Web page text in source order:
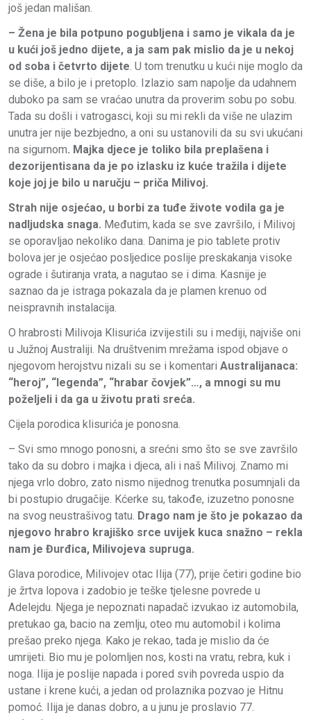
još jedan mališan.
– Žena je bila potpuno pogubljena i samo je vikala da je
u kući još jedno dijete, a ja sam pak mislio da je u nekoj
od soba i četvrto dijete. U tom trenutku u kući nije moglo da
se diše, a bilo je i pretoplo. Izlazio sam napolje da udahnem
duboko pa sam se vraćao unutra da proverim sobu po sobu.
Tada su došli i vatrogasci, koji su mi rekli da više ne ulazim
unutra jer nije bezbjedno, a oni su ustanovili da su svi ukućani
na sigurnom. Majka djece je toliko bila preplašena i
dezorijentisana da je po izlasku iz kuće tražila i dijete
koje joj je bilo u naručju – priča Milivoj.
Strah nije osjećao, u borbi za tuđe živote vodila ga je
nadljudska snaga. Međutim, kada se sve završilo, i Milivoj
se oporavljao nekoliko dana. Danima je pio tablete protiv
bolova jer je osjećao posljedice poslije preskakanja visoke
ograde i šutiranja vrata, a nagutao se i dima. Kasnije je
saznao da je istraga pokazala da je plamen krenuo od
neispravnih instalacija.
O hrabrosti Milivoja Klisurića izvijestili su i mediji, najviše oni
u Južnoj Australiji. Na društvenim mrežama ispod objave o
njegovom herojstvu nizali su se i komentari Australijanaca:
“heroj”, “legenda”, “hrabar čovjek”…, a mnogi su mu
poželjeli i da ga u životu prati sreća.
Cijela porodica klisurića je ponosna.
– Svi smo mnogo ponosni, a srećni smo što se sve završilo
tako da su dobro i majka i djeca, ali i naš Milivoj. Znamo mi
njega vrlo dobro, zato nismo nijednog trenutka posumnjali da
bi postupio drugačije. Kćerke su, takođe, izuzetno ponosne
na svog neustrašivog tatu. Drago nam je što je pokazao da
njegovo hrabro krajiško srce uvijek kuca snažno – rekla
nam je Đurđica, Milivojeva supruga.
Glava porodice, Milivojev otac Ilija (77), prije četiri godine bio
je žrtva lopova i zadobio je teške tjelesne povrede u
Adelejdu. Njega je nepoznati napadač izvukao iz automobila,
pretukao ga, bacio na zemlju, oteo mu automobil i kolima
prešao preko njega. Kako je rekao, tada je mislio da će
umrijeti. Bio mu je polomljen nos, kosti na vratu, rebra, kuk i
noga. Ilija je poslije napada i pored svih povreda uspio da
ustane i krene kući, a jedan od prolaznika pozvao je Hitnu
pomoć. Ilija je danas dobro, a u junu je proslavio 77.